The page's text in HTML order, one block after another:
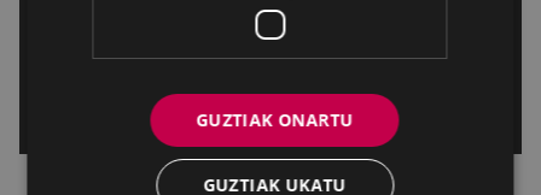
GUZTIAK ONARTU
GUZTIAK UKATU